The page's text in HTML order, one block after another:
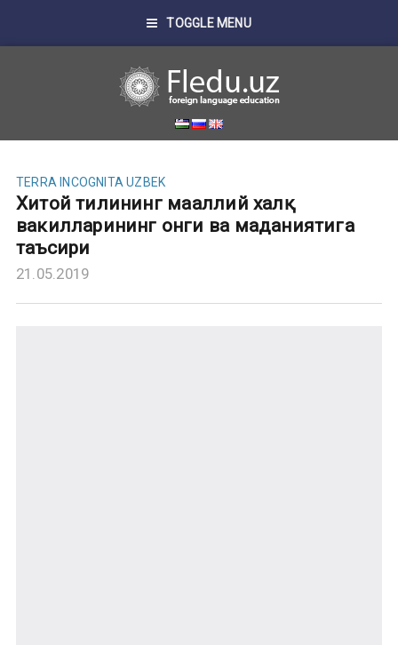
TOGGLE MENU
TERRA INCOGNITA UZBEK
Хитой тилининг маҳаллий халқ
вакилларининг онги ва маданиятига
таъсири
21.05.2019